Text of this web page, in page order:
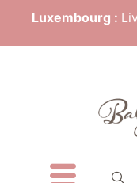
Luxembourg :